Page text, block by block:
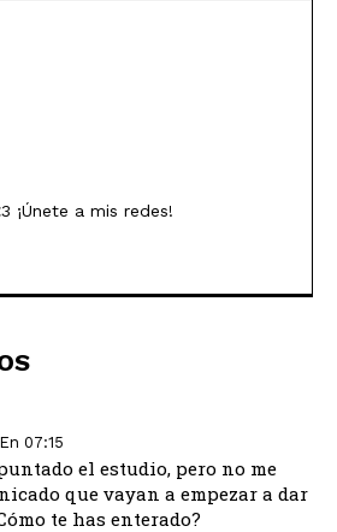
¡Únete a mis redes!
07:15
el estudio, pero no me
que vayan a empezar a dar
te has enterado?